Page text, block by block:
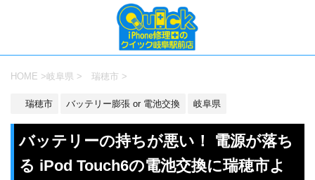
HOME >岐阜県 > 瑞穂市 >
瑞穂市 バッテリー膨張 or 電池交換 岐阜県
バッテリーの持ちが悪い！ 電源が落ち
る iPod Touch6の電池交換に瑞穂市よ